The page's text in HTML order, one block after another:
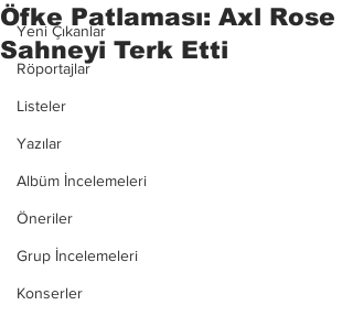
Yeni Çıkanlar
Röportajlar
Listeler
Yazılar
Albüm İncelemeleri
Öneriler
Grup İncelemeleri
Konserler
Öfke Patlaması: Axl Rose
Sahneyi Terk Etti